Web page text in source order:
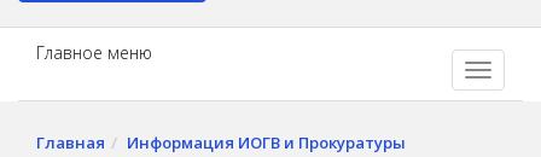
Главное меню
Главная
Информация ИОГВ и Прокуратуры